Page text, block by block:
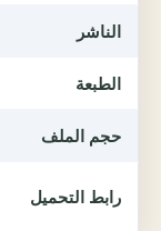
الناشر
الطبعة
حجم الملف
رابط التحميل